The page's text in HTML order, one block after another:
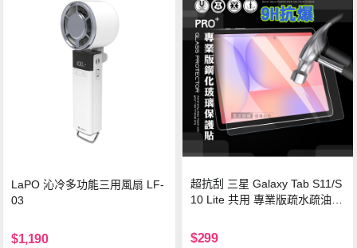
LaPO 沁冷多功能三用風扇 LF-
03
$1,190
超抗刮 三星 Galaxy Tab S11/S
10 Lite 共用 專業版疏水疏油9
$299